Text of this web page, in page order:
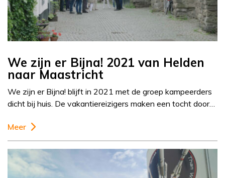
We zijn er Bijna! 2021 van Helden
naar Maastricht
We zijn er Bijna! blijft in 2021 met de groep kampeerders
dicht bij huis. De vakantiereizigers maken een tocht door…
Meer